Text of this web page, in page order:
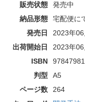
販売状態
発売中
納品形態
宅配便に
発売日
2023年
出荷開始日
2023年
ISBN
判型
A5
ページ数
264